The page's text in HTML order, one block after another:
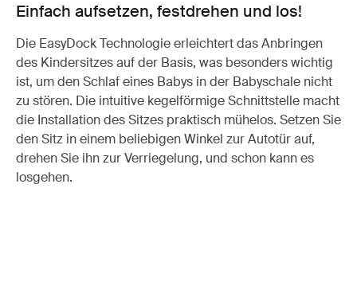
Einfach aufsetzen, festdrehen und los!
Die EasyDock Technologie erleichtert das Anbringen
des Kindersitzes auf der Basis, was besonders wichtig
ist, um den Schlaf eines Babys in der Babyschale nicht
zu stören. Die intuitive kegelförmige Schnittstelle macht
die Installation des Sitzes praktisch mühelos. Setzen Sie
den Sitz in einem beliebigen Winkel zur Autotür auf,
drehen Sie ihn zur Verriegelung, und schon kann es
losgehen.